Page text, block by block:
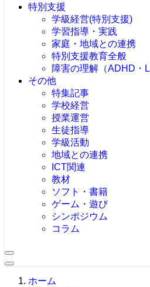
特別支援
学級経営(特別支援)
学習指導・実践
家庭・地域との連携
特別支援教育全般
障害の理解（ADHD・
その他
特集記事
学校経営
授業運営
生徒指導
学級活動
地域との連携
ICT関連
教材
ソフト・書籍
ゲーム・遊び
シンポジウム
コラム
ホーム